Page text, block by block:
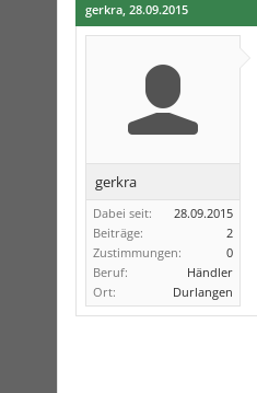
gerkra, 28.09.2015
gerkra
Dabei seit:
28.09.2015
Beiträge:
2
Zustimmungen:
0
Beruf:
Händler
Ort:
Durlangen